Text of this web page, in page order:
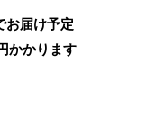
お届け予定
かかります